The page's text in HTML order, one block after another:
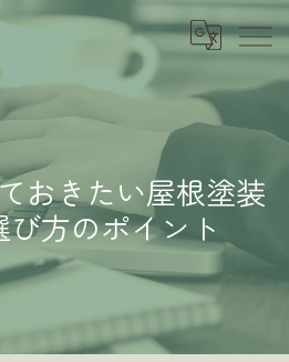
おきたい屋根塗装
方のポイント